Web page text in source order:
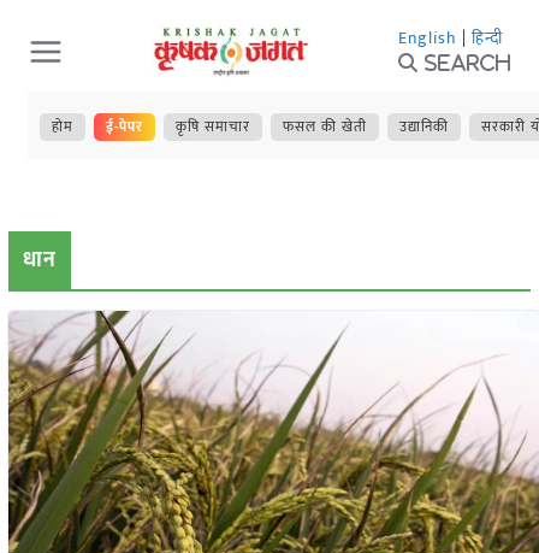
Skip
to
content
English | हिन्दी
Search
होम ई-पेपर कृषि समाचार फसल की खेती उद्यानिकी सरकारी
धान